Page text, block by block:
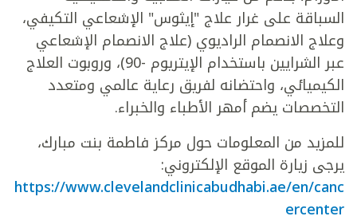
السباقة على غرار علاج "إيثوس" الإشعاعي التكيفي،
وعلاج الانصمام الراديوي (علاج الانصمام الإشعاعي
عبر الشرايين باستخدام الإيتريوم -90)، وروبوت العلاج
الكيميائي، واحتضانه لفريق رعاية عالمي ومتعدد
التخصصات يضم أمهر الأطباء والخبراء.
للمزيد من المعلومات حول مركز فاطمة بنت مبارك،
يرجى زيارة الموقع الإلكتروني:
https://www.clevelandclinicabudhabi.ae/en/canc
ercenter